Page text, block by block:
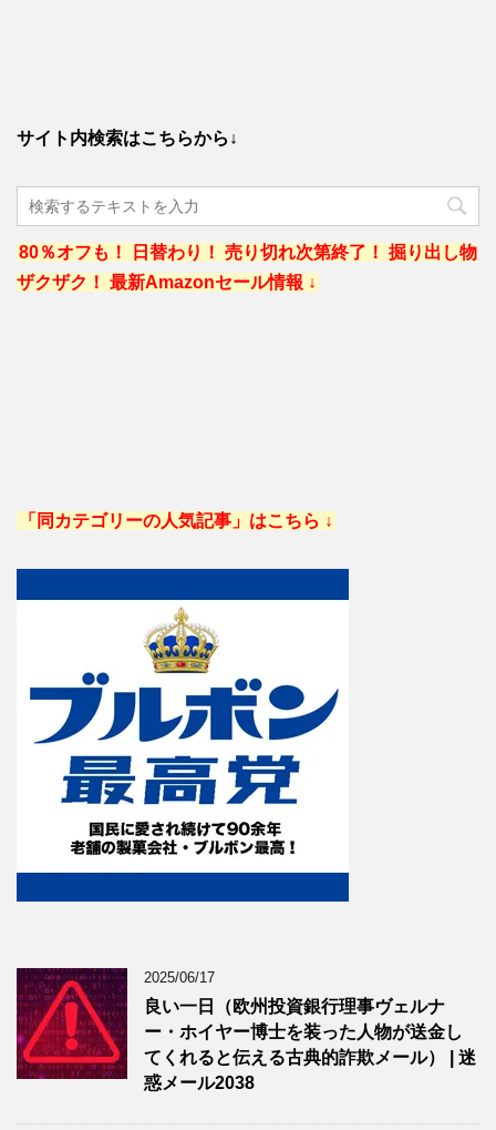
サイト内検索はこちらから↓
80％オフも！ 日替わり！ 売り切れ次第終了！ 掘り出し物
ザクザク！ 最新Amazonセール情報 ↓
「同カテゴリーの人気記事」はこちら ↓
2025/06/17
良い一日（欧州投資銀行理事ヴェルナ
ー・ホイヤー博士を装った人物が送金し
てくれると伝える古典的詐欺メール） | 迷
惑メール2038